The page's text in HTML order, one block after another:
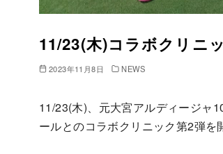
11/23(木)コラボクリニ
2023年11月8日 NEWS
11/23(木)、元大宮アルディージャ
ールとのコラボクリニック第2弾を